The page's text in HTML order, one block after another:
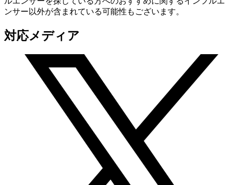
ンサー以外が含まれている可能性もございます。
対応メディア